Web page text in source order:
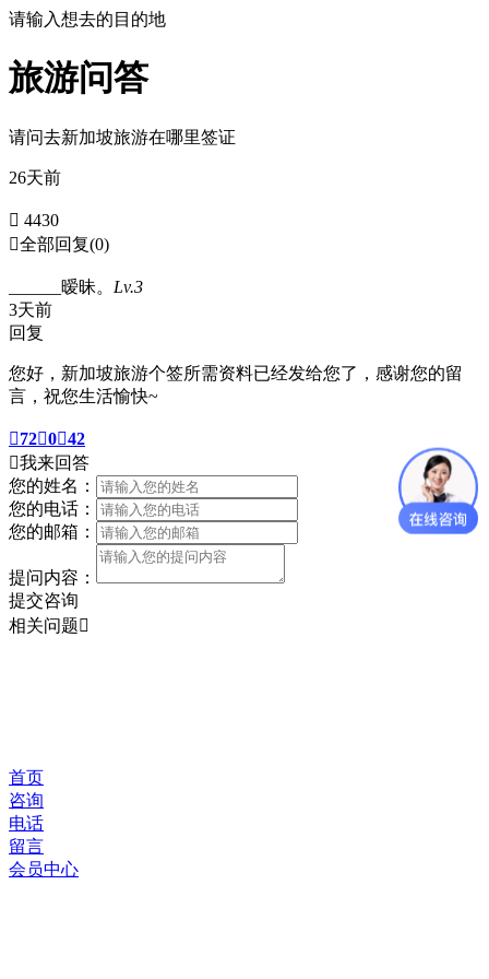
请输入想去的目的地
旅游问答
请问去新加坡旅游在哪里签证
26天前
 4430
全部回复(0)
______暧昧。 Lv.3
3天前
回复
您好，新加坡旅游个签所需资料已经发给您了，感谢您的留
言，祝您生活愉快~
72042
我来回答
您的姓名：
您的电话：
您的邮箱：
提问内容：
提交咨询
相关问题
首页
咨询
电话
留言
会员中心